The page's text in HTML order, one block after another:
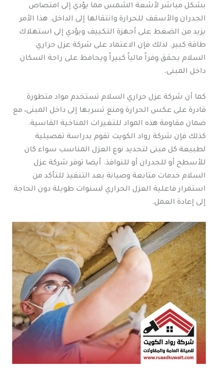
بشكل مباشر لأشعة الشمس مما يؤدي إلى امتصاص
الجدران والأسقف للحرارة وانتقالها إلى الداخل. هذا الأمر
يزيد من الضغط على أجهزة التكييف ويؤدي إلى استهلاك
طاقة كبير. لذلك فإن الاعتماد على شركة عزل حراري
السلام يحقق وفراً مالياً كبيراً ويحافظ على راحة السكان
داخل المبنى.
كما أن شركة عزل حراري السلام تستخدم مواد متطورة
قادرة على عكس الحرارة ومنع تسربها إلى داخل المبنى، مع
ضمان مقاومة هذه المواد للتغيرات المناخية القاسية.
كذلك فإن شركة رواد الكويت تقوم بدراسة تفصيلية
لطبيعة كل مبنى لتحديد نوع العزل المناسب سواء كان
للأسطح أو للجدران أو للنوافذ. أيضا توفر شركة عزل
السلام خدمات متابعة وصيانة بعد التنفيذ للتأكد من
استمرار فاعلية العزل الحراري لسنوات طويلة دون الحاجة
إلى إعادة العمل.